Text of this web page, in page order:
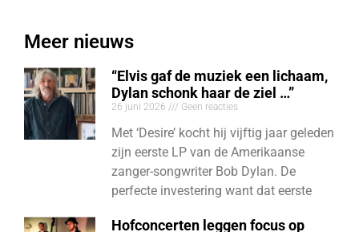
Meer nieuws
“Elvis gaf de muziek een lichaam,
Dylan schonk haar de ziel …”
26 juni 2026 Geen reacties
Met ‘Desire’ kocht hij vijftig jaar geleden
zijn eerste LP van de Amerikaanse
zanger-songwriter Bob Dylan. De
perfecte investering want dat eerste
Hofconcerten leggen focus op